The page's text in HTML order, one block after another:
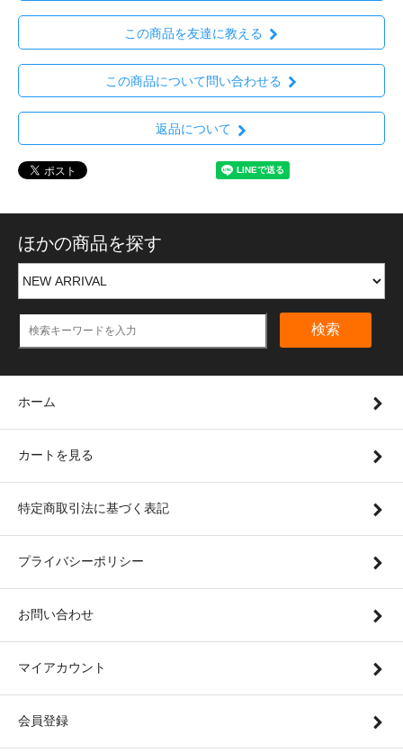
この商品を友達に教える
この商品について問い合わせる
返品について
ほかの商品を探す
検索
ホーム
カートを見る
特定商取引法に基づく表記
プライバシーポリシー
お問い合わせ
マイアカウント
会員登録